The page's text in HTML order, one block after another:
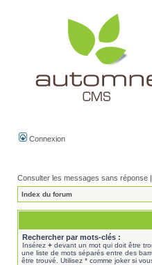
Connexion
Consulter les messages sans réponse |
Index du forum
Rechercher par mots-clés :
Insérez + devant un mot qui doit être
une liste de mots séparés entre des
être trouvé. Utilisez * comme joker si